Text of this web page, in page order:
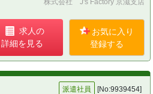
株式会社 J's Factory 京滋支店
求人の
詳細を見る
お気に入り
登録する
派遣社員 [No:9939454]